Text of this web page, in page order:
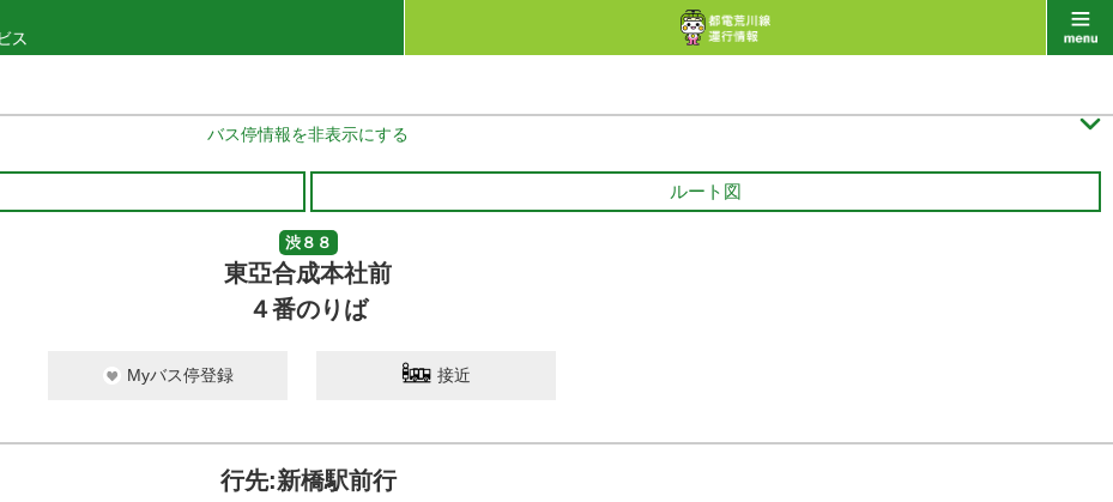
バス停情報を非表示にする 
ルート図
渋８８
東亞合成本社前
４番のりば
Myバス停登録 接近
行先:新橋駅前行